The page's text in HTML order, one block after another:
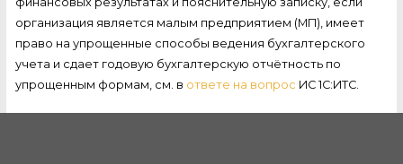
организация является малым предприятием (МП), имеет
право на упрощенные способы ведения бухгалтерского
учета и сдает годовую бухгалтерскую отчётность по
упрощенным формам, см. в ответе на вопрос ИС 1С:ИТС.